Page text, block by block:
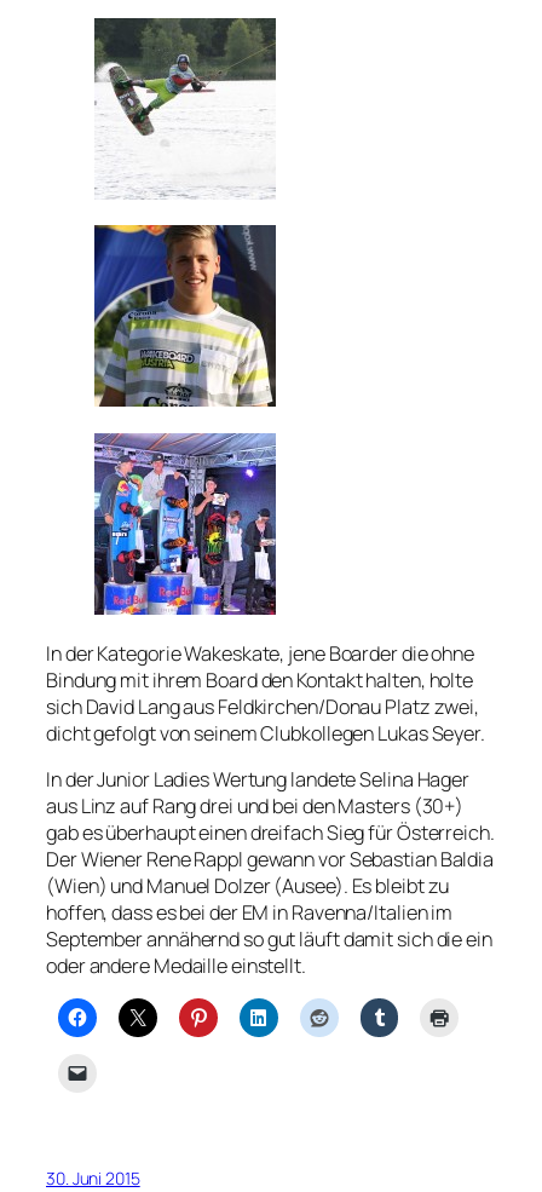
In der Kategorie Wakeskate, jene Boarder die ohne
Bindung mit ihrem Board den Kontakt halten, holte
sich David Lang aus Feldkirchen/Donau Platz zwei,
dicht gefolgt von seinem Clubkollegen Lukas Seyer.
In der Junior Ladies Wertung landete Selina Hager
aus Linz auf Rang drei und bei den Masters (30+)
gab es überhaupt einen dreifach Sieg für Österreich.
Der Wiener Rene Rappl gewann vor Sebastian Baldia
(Wien) und Manuel Dolzer (Ausee). Es bleibt zu
hoffen, dass es bei der EM in Ravenna/Italien im
September annähernd so gut läuft damit sich die ein
oder andere Medaille einstellt.
30. Juni 2015